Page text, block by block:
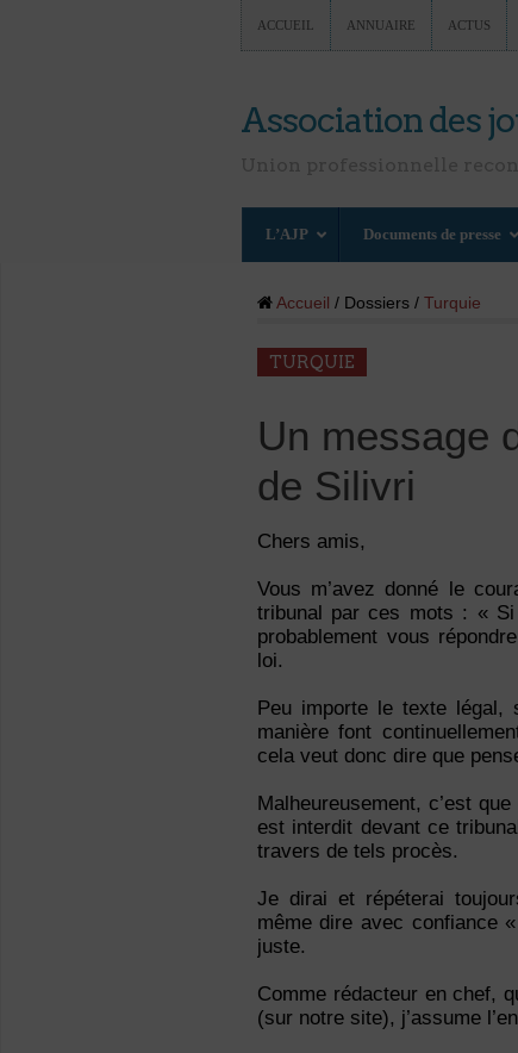
ACCUEIL ANNUAIRE ACTUS
Association des
L’AJP Documents de presse
Accueil / Dossiers / Turquie
TURQUIE
Un message
de Silivri
Chers amis,
Vous m’avez donné le
tribunal par ces mots : « Si
probablement vous
loi.
Peu importe le texte légal,
manière font
cela veut donc dire que
Malheureusement, c’est
est interdit devant ce
travers de tels procès.
Je dirai et répéterai
même dire avec confiance
juste.
Comme rédacteur en chef,
(sur notre site), j’assume